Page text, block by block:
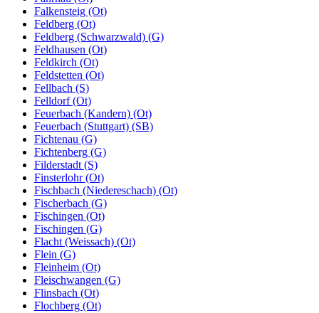
Falkensteig (Ot)
Feldberg (Ot)
Feldberg (Schwarzwald) (G)
Feldhausen (Ot)
Feldkirch (Ot)
Feldstetten (Ot)
Fellbach (S)
Felldorf (Ot)
Feuerbach (Kandern) (Ot)
Feuerbach (Stuttgart) (SB)
Fichtenau (G)
Fichtenberg (G)
Filderstadt (S)
Finsterlohr (Ot)
Fischbach (Niedereschach) (Ot)
Fischerbach (G)
Fischingen (Ot)
Fischingen (G)
Flacht (Weissach) (Ot)
Flein (G)
Fleinheim (Ot)
Fleischwangen (G)
Flinsbach (Ot)
Flochberg (Ot)